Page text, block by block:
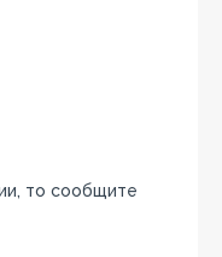
то сообщите